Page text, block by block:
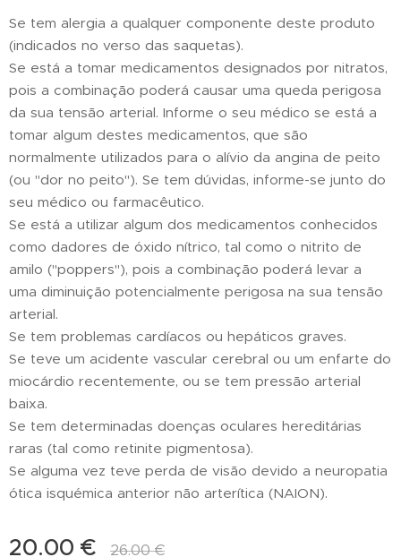
Se tem alergia a qualquer componente deste produto
(indicados no verso das saquetas).
Se está a tomar medicamentos designados por nitratos,
pois a combinação poderá causar uma queda perigosa
da sua tensão arterial. Informe o seu médico se está a
tomar algum destes medicamentos, que são
normalmente utilizados para o alívio da angina de peito
(ou "dor no peito"). Se tem dúvidas, informe-se junto do
seu médico ou farmacêutico.
Se está a utilizar algum dos medicamentos conhecidos
como dadores de óxido nítrico, tal como o nitrito de
amilo ("poppers"), pois a combinação poderá levar a
uma diminuição potencialmente perigosa na sua tensão
arterial.
Se tem problemas cardíacos ou hepáticos graves.
Se teve um acidente vascular cerebral ou um enfarte do
miocárdio recentemente, ou se tem pressão arterial
baixa.
Se tem determinadas doenças oculares hereditárias
raras (tal como retinite pigmentosa).
Se alguma vez teve perda de visão devido a neuropatia
ótica isquémica anterior não arterítica (NAION).
20.00 € 26.00€